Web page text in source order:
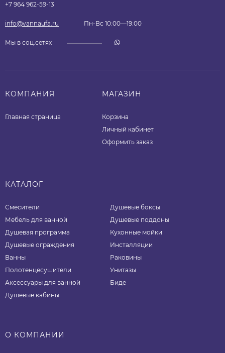
+7 964 962-59-13
info@vannaufa.ru Пн-Вс 10:00—19:00
Мы в соц.сетях
КОМПАНИЯ
Главная страница
МАГАЗИН
Корзина
Личный кабинет
Оформить заказ
КАТАЛОГ
Смесители
Мебель для ванной
Душевая программа
Душевые ограждения
Ванны
Полотенцесушители
Аксессуары для ванной
Душевые кабины
Душевые боксы
Душевые поддоны
Кухонные мойки
Инсталляции
Раковины
Унитазы
Биде
О КОМПАНИИ